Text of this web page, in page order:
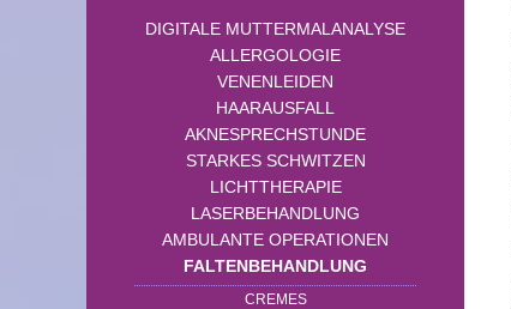
DIGITALE MUTTERMALANALYSE
ALLERGOLOGIE
VENENLEIDEN
HAARAUSFALL
AKNESPRECHSTUNDE
STARKES SCHWITZEN
LICHTTHERAPIE
LASERBEHANDLUNG
AMBULANTE OPERATIONEN
FALTENBEHANDLUNG
CREMES